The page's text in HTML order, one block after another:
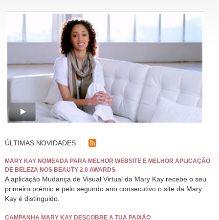
ÚLTIMAS NOVIDADES
MARY KAY NOMEADA PARA MELHOR WEBSITE E MELHOR APLICAÇÃO
DE BELEZA NOS BEAUTY 2.0 AWARDS
A aplicação Mudança de Visual Virtual da Mary Kay recebe o seu
primeiro prémio e pelo segundo ano consecutivo o site da Mary
Kay é distinguido.
CAMPANHA MARY KAY DESCOBRE A TUA PAIXÃO